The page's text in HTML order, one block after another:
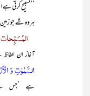
’’تسبیح
ہروہ شے جو
المُسَبِّحات
آغاز ان
السَّمٰوٰتِ وَ
ہے ‘جس سے